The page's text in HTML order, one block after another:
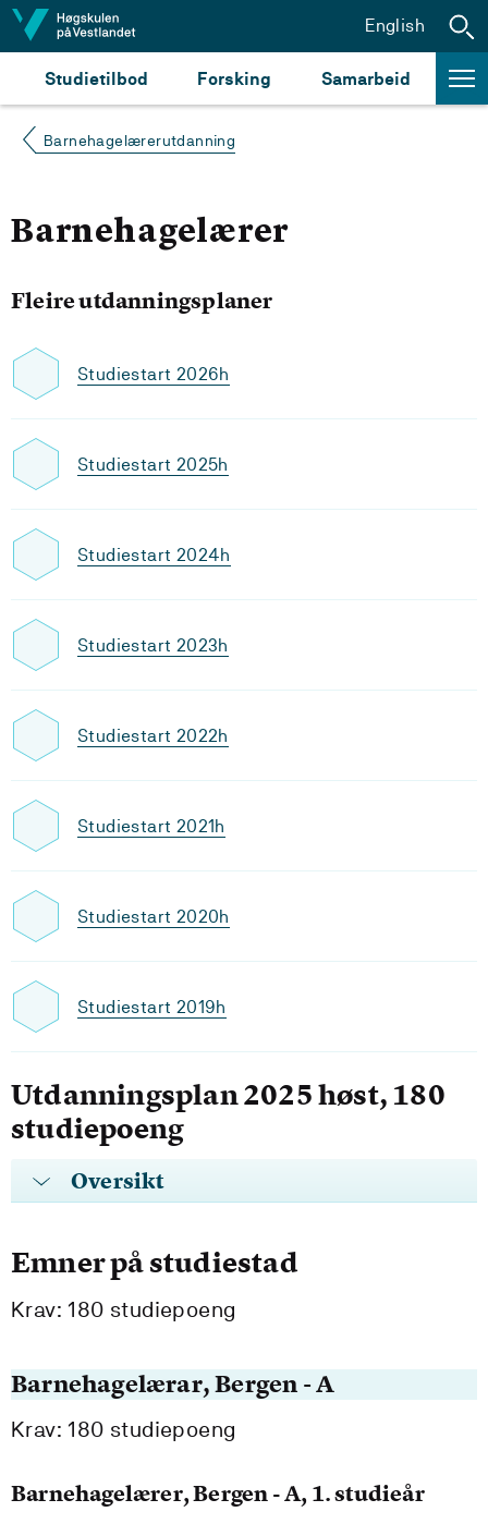
Hopp til innhald
Studietilbod Forsking Samarbeid
English
Barnehagelærerutdanning
Barnehagelærer
Fleire utdanningsplaner
Studiestart 2026h
Studiestart 2025h
Studiestart 2024h
Studiestart 2023h
Studiestart 2022h
Studiestart 2021h
Studiestart 2020h
Studiestart 2019h
Utdanningsplan 2025 høst, 180
studiepoeng
Oversikt
Emner på studiestad
Krav: 180 studiepoeng
Barnehagelærar, Bergen - A
Krav: 180 studiepoeng
Barnehagelærer, Bergen - A, 1. studieår